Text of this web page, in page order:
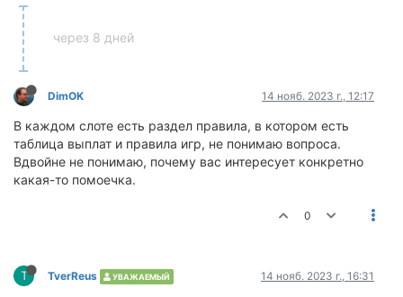
через 8 дней
DimOK 14 нояб. 2023 г., 12:17
В каждом слоте есть раздел правила, в котором есть
таблица выплат и правила игр, не понимаю вопроса.
Вдвойне не понимаю, почему вас интересует конкретно
какая-то помоечка.
0
T TverReus УВАЖАЕМЫЙ 14 нояб. 2023 г., 16:31